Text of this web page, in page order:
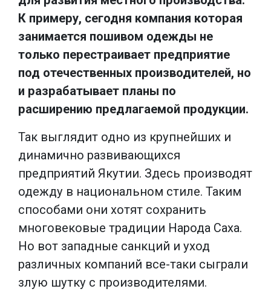
К примеру, сегодня компания которая
занимается пошивом одежды не
только перестраивает предприятие
под отечественных производителей, но
и разрабатывает планы по
расширению предлагаемой продукции.
Так выглядит одно из крупнейших и
динамично развивающихся
предприятий Якутии. Здесь производят
одежду в национальном стиле. Таким
способами они хотят сохранить
многовековые традиции Народа Саха.
Но вот западные санкций и уход
различных компаний все-таки сыграли
злую шутку с производителями.